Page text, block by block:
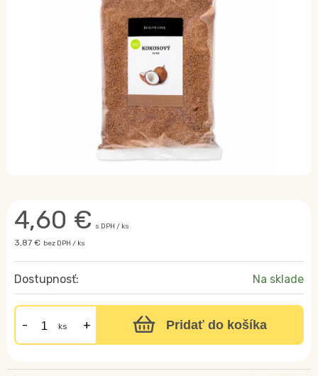
4,60 € s DPH / ks
3,87 € bez DPH / ks
Dostupnosť: Na sklade
ks Pridať do košíka